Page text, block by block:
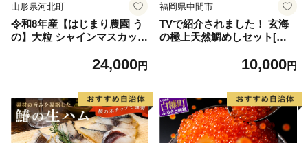
山形県河北町
令和8年産【はじまり農園 う
の】大粒 シャインマスカット
河北町産 【河北町観光物産協
24,000円
福岡県中間市
TVで紹介されました！ 玄海
の極上天然鯛めしセット[鯛
だし]【010-0001】10,000円